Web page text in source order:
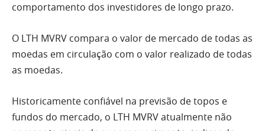
comportamento dos investidores de longo prazo.
O LTH MVRV compara o valor de mercado de todas as
moedas em circulação com o valor realizado de todas
as moedas.
Historicamente confiável na previsão de topos e
fundos do mercado, o LTH MVRV atualmente não